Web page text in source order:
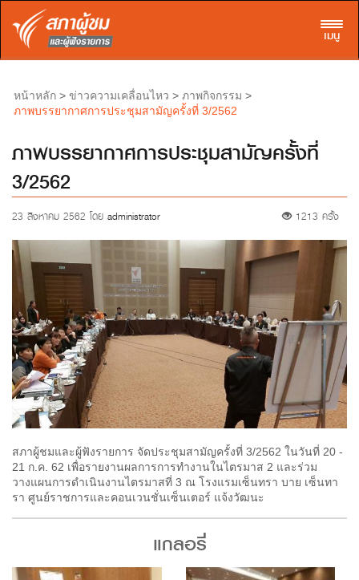
เมนู
หน้าหลัก > ข่าวความเคลื่อนไหว > ภาพกิจกรรม >
ภาพบรรยากาศการประชุมสามัญครั้งที่ 3/2562
ภาพบรรยากาศการประชุมสามัญครั้งที่
3/2562
23 สิงหาคม 2562 โดย administrator 1213 ครั้ง
สภาผู้ชมและผู้ฟังรายการ จัดประชุมสามัญครั้งที่ 3/2562 ในวันที่ 20 -
21 ก.ค. 62 เพื่อรายงานผลการการทำงานในไตรมาส 2 และร่วม
วางแผนการดำเนินงานไตรมาสที่ 3 ณ โรงแรมเซ็นทรา บาย เซ็นทา
รา ศูนย์ราชการและคอนเวนชั่นเซ็นเตอร์ แจ้งวัฒนะ
แกลอรี่